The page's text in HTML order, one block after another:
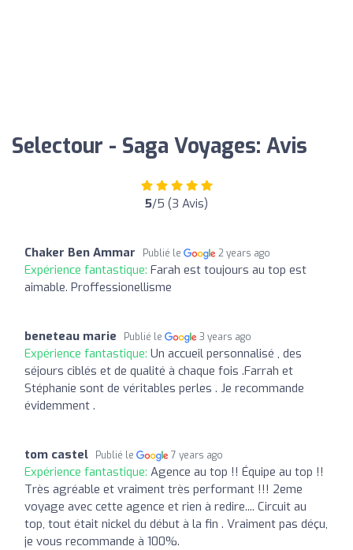
Selectour - Saga Voyages: Avis
5/5 (3 Avis)
Chaker Ben Ammar Publié le 2 years ago
Expérience fantastique: Farah est toujours au top est
aimable. Proffessionellisme
beneteau marie Publié le 3 years ago
Expérience fantastique: Un accueil personnalisé , des
séjours ciblés et de qualité à chaque fois .Farrah et
Stéphanie sont de véritables perles . Je recommande
évidemment .
tom castel Publié le 7 years ago
Expérience fantastique: Agence au top !! Équipe au top !!
Très agréable et vraiment très performant !!! 2eme
voyage avec cette agence et rien à redire.... Circuit au
top, tout était nickel du début à la fin . Vraiment pas déçu,
je vous recommande à 100%.